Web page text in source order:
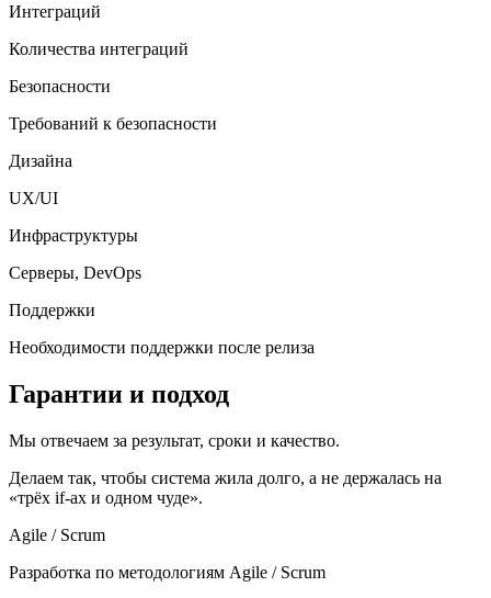
Интеграций
Количества интеграций
Безопасности
Требований к безопасности
Дизайна
UX/UI
Инфраструктуры
Серверы, DevOps
Поддержки
Необходимости поддержки после релиза
Гарантии и подход
Мы отвечаем за результат, сроки и качество.
Делаем так, чтобы система жила долго, а не держалась на
«трёх if-ах и одном чуде».
Agile / Scrum
Разработка по методологиям Agile / Scrum